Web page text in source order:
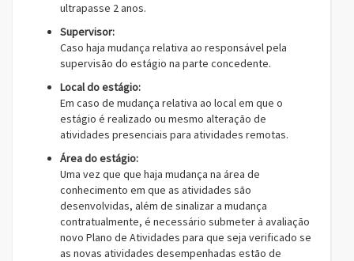
ultrapasse 2 anos.
Supervisor:
Caso haja mudança relativa ao responsável pela
supervisão do estágio na parte concedente.
Local do estágio:
Em caso de mudança relativa ao local em que o
estágio é realizado ou mesmo alteração de
atividades presenciais para atividades remotas.
Área do estágio:
Uma vez que que haja mudança na área de
conhecimento em que as atividades são
desenvolvidas, além de sinalizar a mudança
contratualmente, é necessário submeter à avaliação
novo Plano de Atividades para que seja verificado se
as novas atividades desempenhadas estão de